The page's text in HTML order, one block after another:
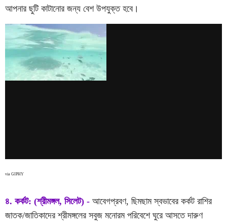
আপনার ছুটি কাটানোর জন্য বেশ উপযুক্ত হবে।
via GIPHY
৪. কর্কট: (শ্রীমঙ্গল, সিলেট) - আবেগপ্রবণ, ছিমছাম স্বভাবের কর্কট রাশির
জাতক/জাতিকাদের শ্রীমঙ্গলের সবুজ মনোরম পরিবেশে ঘুরে আসতে দারুণ